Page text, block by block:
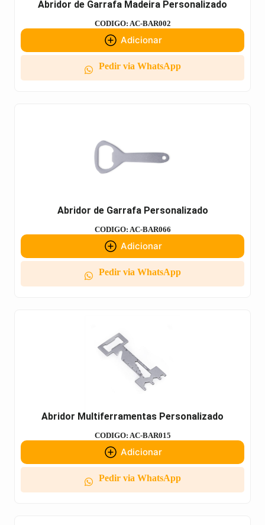
Abridor de Garrafa Madeira Personalizado
CODIGO: AC-BAR002
Adicionar
Pedir via WhatsApp
Abridor de Garrafa Personalizado
CODIGO: AC-BAR066
Adicionar
Pedir via WhatsApp
Abridor Multiferramentas Personalizado
CODIGO: AC-BAR015
Adicionar
Pedir via WhatsApp